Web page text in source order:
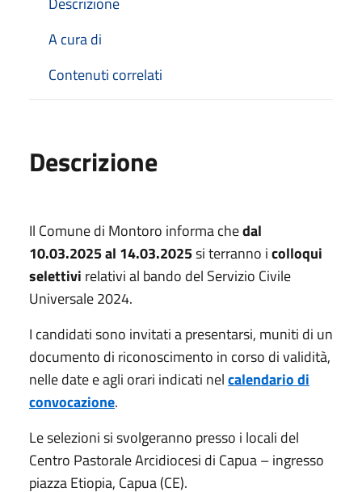
A cura di
Contenuti correlati
Descrizione
Il Comune di Montoro informa chedal
10.03.2025 al 14.03.2025si terranno icolloqui
selettivi relativi al bando del Servizio Civile
Universale 2024.
I candidati sono invitati a presentarsi, muniti di un
documento di riconoscimento in corso di validità,
nelle date e agli orari indicati nelcalendario di
convocazione.
Le selezioni si svolgeranno presso i locali del
Centro Pastorale Arcidiocesi di Capua – ingresso
piazza Etiopia, Capua (CE).